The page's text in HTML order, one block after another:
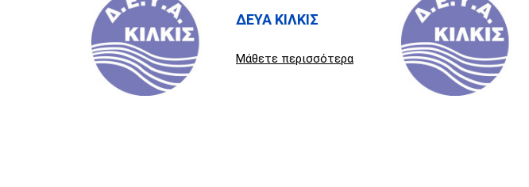
ΔΕΥΑ ΚΙΛΚΙΣ
Μάθετε περισσότερα